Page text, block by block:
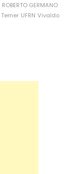
ROBERTO GERMANO
Temer UFRN Vivaldo